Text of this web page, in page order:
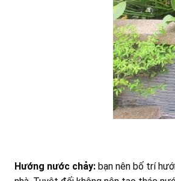
Hướng nước chảy:bạn nên bố trí